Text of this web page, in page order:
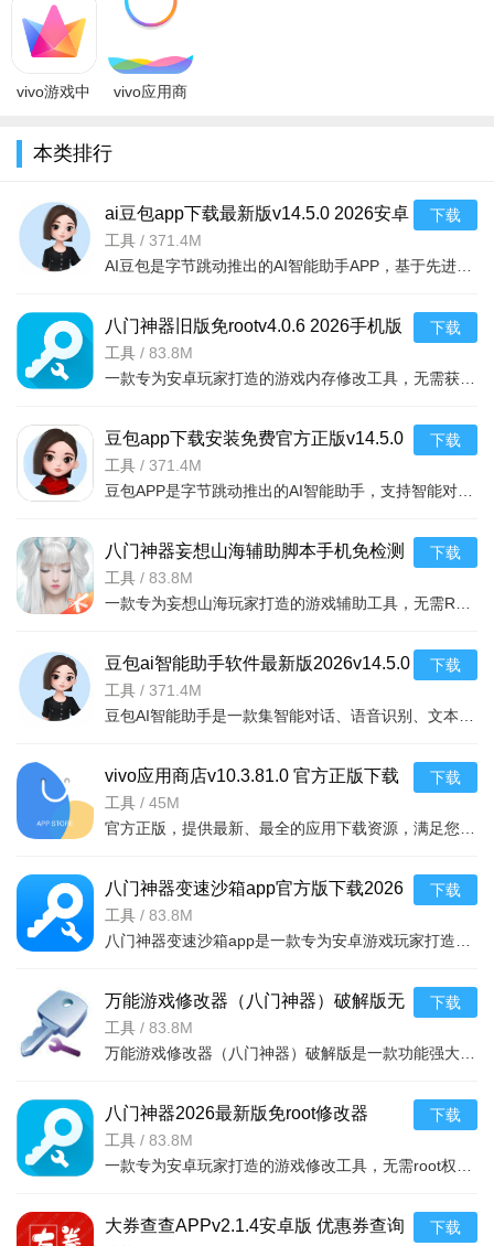
一键同步
软件功能：
1、系统空间清理
剩余3.48gb，一键强力释放。
给软件搬个家，增加系统空间。
3、应用卸载
4、网络诊断
检查您的网络状况。
5、应用更新
一键更新手机应用，升级更快更节约流量。
推荐、应用、游戏、排行多种方式寻找你最喜欢的app。
v10.3.81.0
官方正版下
载
本v1.0.0.55
安卓版
vivo游戏中
2026v7.3.0.0
vivo应用商
本类排行
ai豆包app下载最新版v14.5.0 2026安卓
版
工具 / 371.4M
下载
八门神器旧版免rootv4.0.6 2026手机版
工具 / 83.8M
下载
豆包app下载安装免费官方正版v14.5.0
2026手机版
工具 / 371.4M
下载
八门神器妄想山海辅助脚本手机免检测
版v4.0.6 2026手机版
工具 / 83.8M
下载
豆包ai智能助手软件最新版2026v14.5.0
2026安卓版
工具 / 371.4M
下载
vivo应用商店v10.3.81.0 官方正版下载
工具 / 45M
下载
八门神器变速沙箱app官方版下载2026
最新版4.0.6 2026安卓版
工具 / 83.8M
下载
万能游戏修改器（八门神器）破解版无
限制最新免费版v4.0.6 2026手机版游戏
修改器
工具 / 83.8M
下载
八门神器2026最新版免root修改器
v4.0.6 2026手机版
工具 / 83.8M
下载
大券查查APPv2.1.4安卓版 优惠券查询
下载